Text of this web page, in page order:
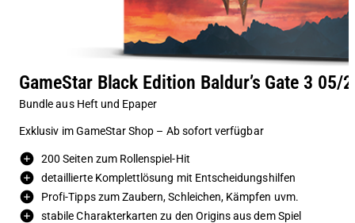
GameStar Black Edition Baldur’s Gate 3 05/
Bundle aus Heft und Epaper
Exklusiv im GameStar Shop – Ab sofort verfügbar
200 Seiten zum Rollenspiel-Hit
detaillierte Komplettlösung mit Entscheidungshilfen
Profi-Tipps zum Zaubern, Schleichen, Kämpfen uvm.
stabile Charakterkarten zu den Origins aus dem Spiel